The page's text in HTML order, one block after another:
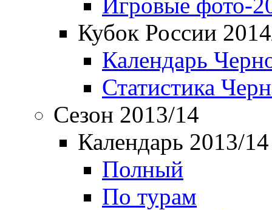
Кубок России
Календарь
Статистика
Сезон 2013/14
Календарь 2013/14
Полный
По турам